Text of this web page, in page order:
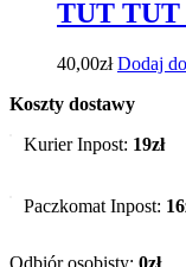
TUT TUT
40,00zł Dodaj
Koszty dostawy
Kurier Inpost: 19zł
Paczkomat Inpost:
Odbiór osobisty: 0zł